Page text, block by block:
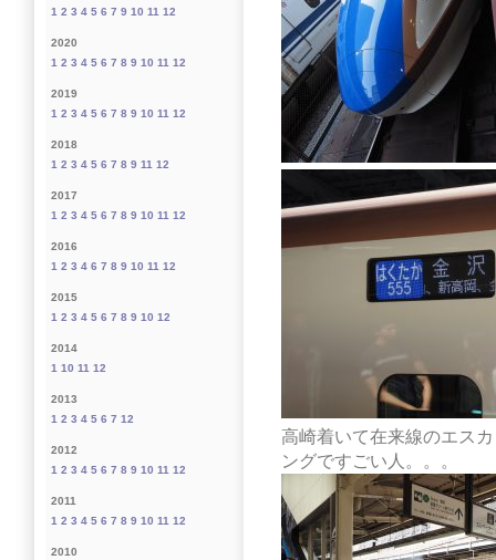
高崎着いて在来線のエス
ングですごい人。。。
1 2 3 4 5 6 7 9 10 11 12
2020
1 2 3 4 5 6 7 8 9 10 11 12
2019
1 2 3 4 5 6 7 8 9 10 11 12
2018
1 2 3 4 5 6 7 8 9 11 12
2017
1 2 3 4 5 6 7 8 9 10 11 12
2016
1 2 3 4 6 7 8 9 10 11 12
2015
1 2 3 4 5 6 7 8 9 10 12
2014
1 10 11 12
2013
1 2 3 4 5 6 7 12
2012
1 2 3 4 5 6 7 8 9 10 11 12
2011
1 2 3 4 5 6 7 8 9 10 11 12
2010